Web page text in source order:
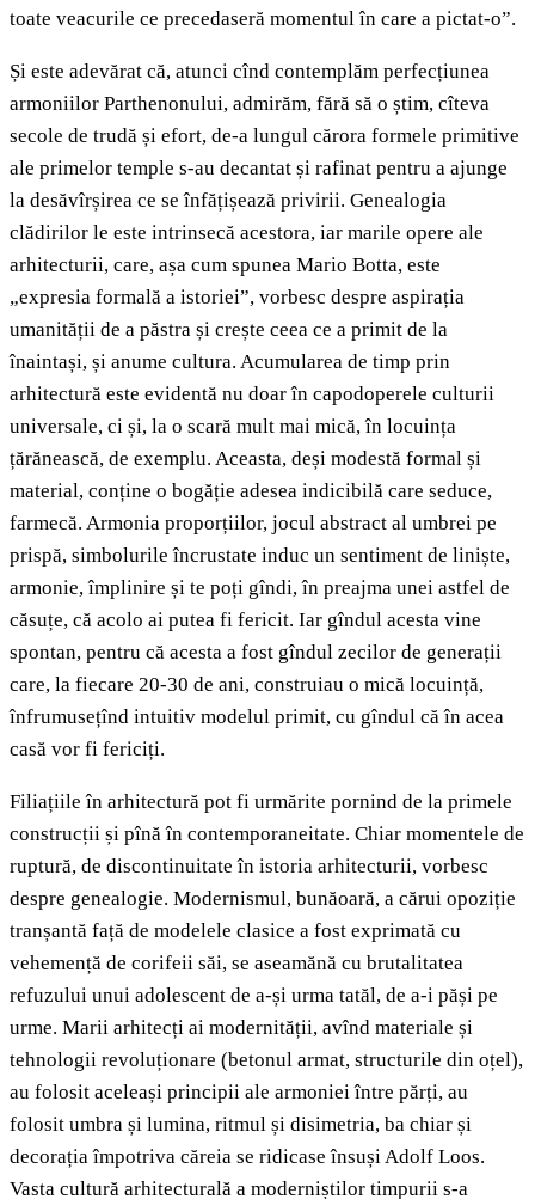
toate veacurile ce precedaseră momentul în care a pictat-o”.
Și este adevărat că, atunci cînd contemplăm perfecțiunea
armoniilor Parthenonului, admirăm, fără să o știm, cîteva
secole de trudă și efort, de-a lungul cărora formele primitive
ale primelor temple s-au decantat și rafinat pentru a ajunge
la desăvîrșirea ce se înfățișează privirii. Genealogia
clădirilor le este intrinsecă acestora, iar marile opere ale
arhitecturii, care, așa cum spunea Mario Botta, este
„expresia formală a istoriei”, vorbesc despre aspirația
umanității de a păstra și crește ceea ce a primit de la
înaintași, și anume cultura. Acumularea de timp prin
arhitectură este evidentă nu doar în capodoperele culturii
universale, ci și, la o scară mult mai mică, în locuința
țărănească, de exemplu. Aceasta, deși modestă formal și
material, conține o bogăție adesea indicibilă care seduce,
farmecă. Armonia proporțiilor, jocul abstract al umbrei pe
prispă, simbolurile încrustate induc un sentiment de liniște,
armonie, împlinire și te poți gîndi, în preajma unei astfel de
căsuțe, că acolo ai putea fi fericit. Iar gîndul acesta vine
spontan, pentru că acesta a fost gîndul zecilor de generații
care, la fiecare 20-30 de ani, construiau o mică locuință,
înfrumusețînd intuitiv modelul primit, cu gîndul că în acea
casă vor fi fericiți.
Filiațiile în arhitectură pot fi urmărite pornind de la primele
construcții și pînă în contemporaneitate. Chiar momentele de
ruptură, de discontinuitate în istoria arhitecturii, vorbesc
despre genealogie. Modernismul, bunăoară, a cărui opoziție
tranșantă față de modelele clasice a fost exprimată cu
vehemență de corifeii săi, se aseamănă cu brutalitatea
refuzului unui adolescent de a-și urma tatăl, de a-i păși pe
urme. Marii arhitecți ai modernității, avînd materiale și
tehnologii revoluționare (betonul armat, structurile din oțel),
au folosit aceleași principii ale armoniei între părți, au
folosit umbra și lumina, ritmul și disimetria, ba chiar și
decorația împotriva căreia se ridicase însuși Adolf Loos.
Vasta cultură arhitecturală a moderniștilor timpurii s-a